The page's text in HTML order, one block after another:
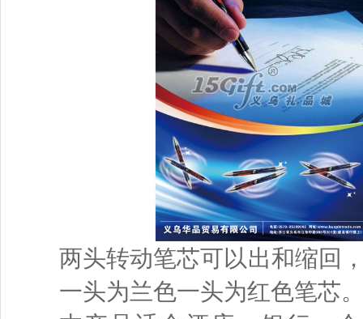
两头转动笔芯可以出和缩回
一头为兰色一头为红色笔芯